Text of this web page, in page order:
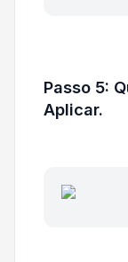
Passo 5:
Aplicar.